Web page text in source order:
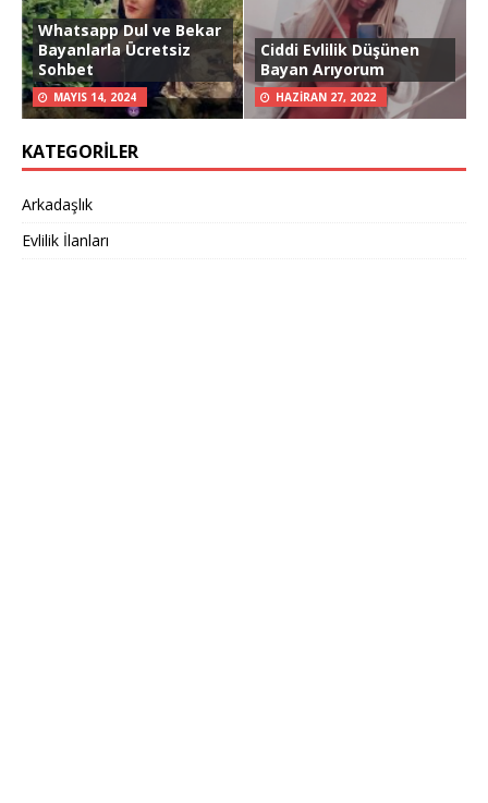
Whatsapp Dul ve Bekar
Bayanlarla Ücretsiz
Sohbet
MAYIS 14, 2024
Ciddi Evlilik Düşünen
Bayan Arıyorum
HAZIRAN 27, 2022
KATEGORILER
Arkadaşlık
Evlilik İlanları